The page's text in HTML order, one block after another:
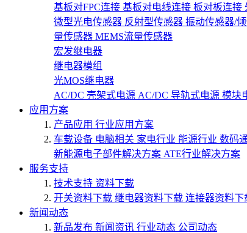
基板对FPC连接 基板对电线连接 板对板连接
微型光电传感器 反射型传感器 振动传感器/
量传感器 MEMS流量传感器
宏发继电器
继电器模组
光MOS继电器
AC/DC 壳架式电源 AC/DC 导轨式电源 模块
应用方案
产品应用 行业应用方案
车载设备 电脑相关 家电行业 能源行业 数码
新能源电子部件解决方案 ATE行业解决方案
服务支持
技术支持 资料下载
开关资料下载 继电器资料下载 连接器资料下
新闻动态
新品发布 新闻资讯 行业动态 公司动态